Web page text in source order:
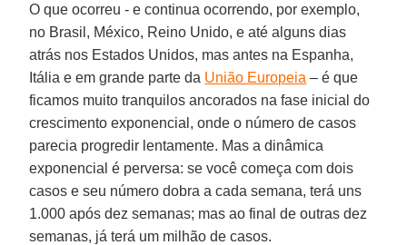
O que ocorreu - e continua ocorrendo, por exemplo,
no Brasil, México, Reino Unido, e até alguns dias
atrás nos Estados Unidos, mas antes na Espanha,
Itália e em grande parte da União Europeia – é que
ficamos muito tranquilos ancorados na fase inicial do
crescimento exponencial, onde o número de casos
parecia progredir lentamente. Mas a dinâmica
exponencial é perversa: se você começa com dois
casos e seu número dobra a cada semana, terá uns
1.000 após dez semanas; mas ao final de outras dez
semanas, já terá um milhão de casos.